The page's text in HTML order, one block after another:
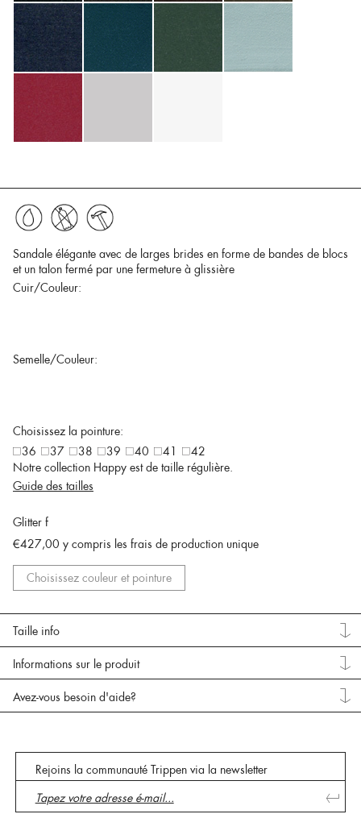
Sandale élégante avec de larges brides en forme de bandes de blocs
et un talon fermé par une fermeture à glissière
Cuir/Couleur:
Semelle/Couleur:
Choisissez la pointure:
36
37 38 39 40 41
42
Notre collection Happy est de taille régulière.
Guide des tailles
Glitter f
€427,00 y compris les frais de production unique
Choisissez couleur et pointure
Taille info
Informations sur le produit
Avez-vous besoin d'aide?
Rejoins la communauté Trippen via la newsletter